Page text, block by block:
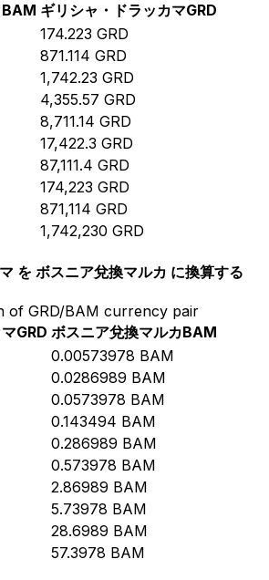
BAM ギリシャ・ドラッカマGRD
174.223 GRD
871.114 GRD
1,742.23 GRD
4,355.57 GRD
8,711.14 GRD
17,422.3 GRD
87,111.4 GRD
174,223 GRD
871,114 GRD
1,742,230 GRD
を ボスニア兌換マルカ に換算する
of GRD/BAM currency pair
GRD ボスニア兌換マルカBAM
0.00573978 BAM
0.0286989 BAM
0.0573978 BAM
0.143494 BAM
0.286989 BAM
0.573978 BAM
2.86989 BAM
5.73978 BAM
28.6989 BAM
57.3978 BAM